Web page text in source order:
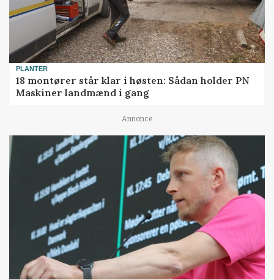
PLANTER
18 montører står klar i høsten: Sådan holder PN
Maskiner landmænd i gang
Annonce